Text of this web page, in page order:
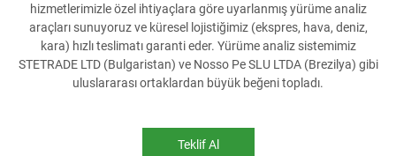
hizmetlerimizle özel ihtiyaçlara göre uyarlanmış yürüme analiz
araçları sunuyoruz ve küresel lojistiğimiz (ekspres, hava, deniz,
kara) hızlı teslimatı garanti eder. Yürüme analiz sistemimiz
STETRADE LTD (Bulgaristan) ve Nosso Pe SLU LTDA (Brezilya) gibi
uluslararası ortaklardan büyük beğeni topladı.
Teklif Al